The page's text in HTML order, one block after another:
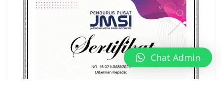
Chat Admin